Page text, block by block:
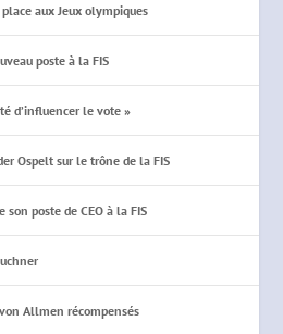
aux Jeux olympiques
poste à la FIS
d’influencer le vote »
Ospelt sur le trône de la FIS
poste de CEO à la FIS
Allmen récompensés